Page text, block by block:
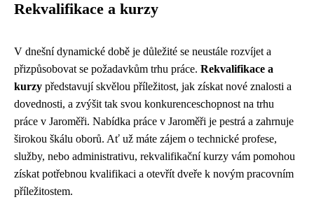
Rekvalifikace a kurzy
V dnešní dynamické době je důležité se neustále rozvíjet a
přizpůsobovat se požadavkům trhu práce. Rekvalifikace a
kurzy představují skvělou příležitost, jak získat nové znalosti a
dovednosti, a zvýšit tak svou konkurenceschopnost na trhu
práce v Jaroměři. Nabídka práce v Jaroměři je pestrá a zahrnuje
širokou škálu oborů. Ať už máte zájem o technické profese,
služby, nebo administrativu, rekvalifikační kurzy vám pomohou
získat potřebnou kvalifikaci a otevřít dveře k novým pracovním
příležitostem.